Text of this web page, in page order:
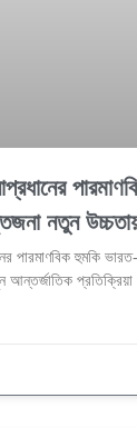
নতুন
পারমাণবিক হুমকি
আন্তর্জাতিক